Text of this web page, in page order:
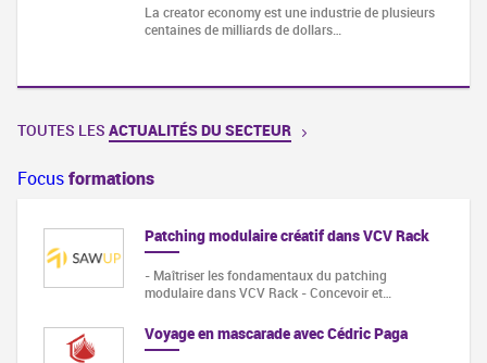
La creator economy est une industrie de plusieurs
centaines de milliards de dollars…
TOUTES LES ACTUALITÉS DU SECTEUR
Focusformations
Patching modulaire créatif dans VCV Rack
- Maîtriser les fondamentaux du patching
modulaire dans VCV Rack - Concevoir et…
Voyage en mascarade avec Cédric Paga